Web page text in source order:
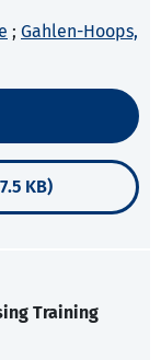
; Gahlen-Hoops,
KB)
Training